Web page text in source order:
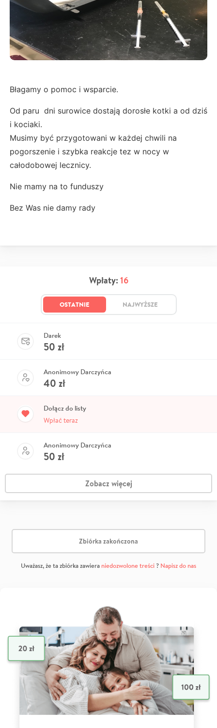
Błagamy o pomoc i wsparcie.
Od paru dni surowice dostają dorosłe kotki a od dziś
i kociaki.
Musimy być przygotowani w każdej chwili na
pogorszenie i szybka reakcje tez w nocy w
całodobowej lecznicy.
Nie mamy na to funduszy
Bez Was nie damy rady
Wpłaty: 16
OSTATNIE NAJWYŻSZE
Darek
50 zł
Anonimowy Darczyńca
40 zł
Dołącz do listy
Wpłać teraz
Anonimowy Darczyńca
50 zł
Zobacz więcej
Zbiórka zakończona
Uważasz, że ta zbiórka zawiera niedozwolone treści? Napisz do nas